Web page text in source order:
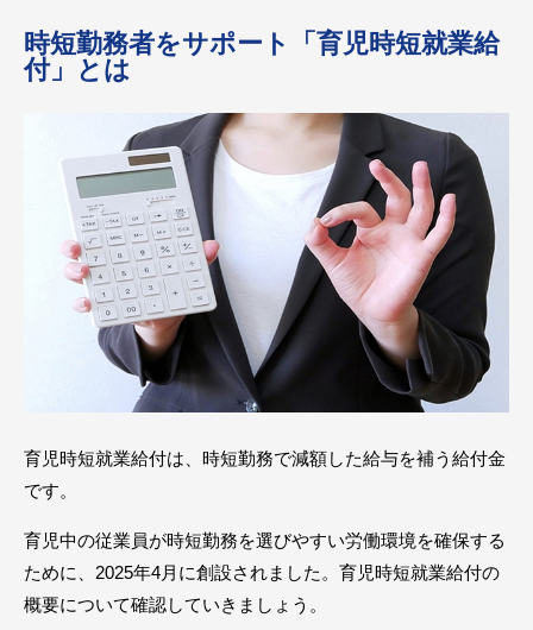
時短勤務者をサポート「育児時短就業給
付」とは
育児時短就業給付は、時短勤務で減額した給与を補う給付金
です。
育児中の従業員が時短勤務を選びやすい労働環境を確保する
ために、2025年4月に創設されました。育児時短就業給付の
概要について確認していきましょう。
無料個別相談会
イベント・セミナー
メンバーズサイト